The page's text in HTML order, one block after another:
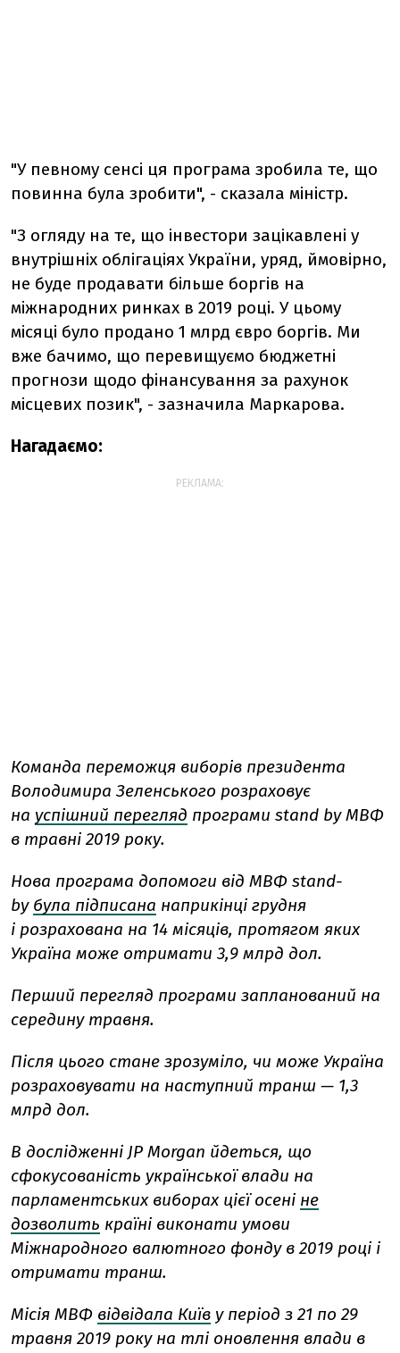
"У певному сенсі ця програма зробила те, що
повинна була зробити", - сказала міністр.
"З огляду на те, що інвестори зацікавлені у
внутрішніх облігаціях України, уряд, ймовірно,
не буде продавати більше боргів на
міжнародних ринках в 2019 році. У цьому
місяці було продано 1 млрд євро боргів. Ми
вже бачимо, що перевищуємо бюджетні
прогнози щодо фінансування за рахунок
місцевих позик", - зазначила Маркарова.
Нагадаємо:
РЕКЛАМА:
Команда переможця виборів президента
Володимира Зеленського розраховує
на успішний перегляд програми stand by МВФ
в травні 2019 року.
Нова програма допомоги від МВФ stand-
by була підписана наприкінці грудня
і розрахована на 14 місяців, протягом яких
Україна може отримати 3,9 млрд дол.
Перший перегляд програми запланований на
середину травня.
Після цього стане зрозуміло, чи може Україна
розраховувати на наступний транш — 1,3
млрд дол.
В дослідженні JP Morgan йдеться, що
сфокусованість української влади на
парламентських виборах цієї осені не
дозволить країні виконати умови
Міжнародного валютного фонду в 2019 році і
отримати транш.
Місія МВФ відвідала Київ у період з 21 по 29
травня 2019 року на тлі оновлення влади в